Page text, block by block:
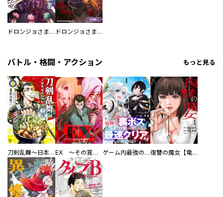
ドロンジョさまは転生しても悪役令嬢のままだった ドロンジョさまは転生しても悪役令嬢のままだった【分冊版】
バトル・格闘・アクション もっと見る
刀剣乱舞～日本号つれづれ酒～ EX ～その賞金稼ぎは、世界の出口を探す～【単行本版】 ゲーム内最強の『裏ボス』に転生したので、主人公の代わりに最速クリアを目指します！【電子単行本版】 復讐の魔女【電子単行本版】